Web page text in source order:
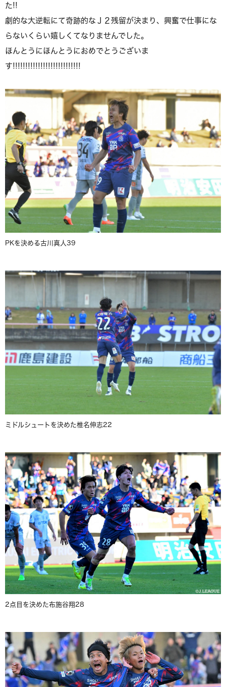
た!!
劇的な大逆転にて奇跡的なＪ２残留が決まり、興奮で仕事にな
らないくらい嬉しくてなりませんでした。
ほんとうにほんとうにおめでとうございま
す!!!!!!!!!!!!!!!!!!!!!!!!!!!
PKを決める古川真人39
ミドルシュートを決めた椎名伸志22
2点目を決めた布施谷翔28